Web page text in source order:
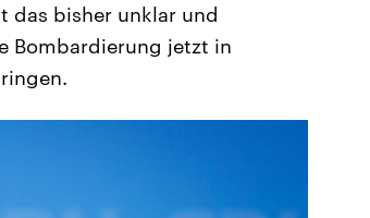
das bisher unklar und
Bombardierung jetzt in